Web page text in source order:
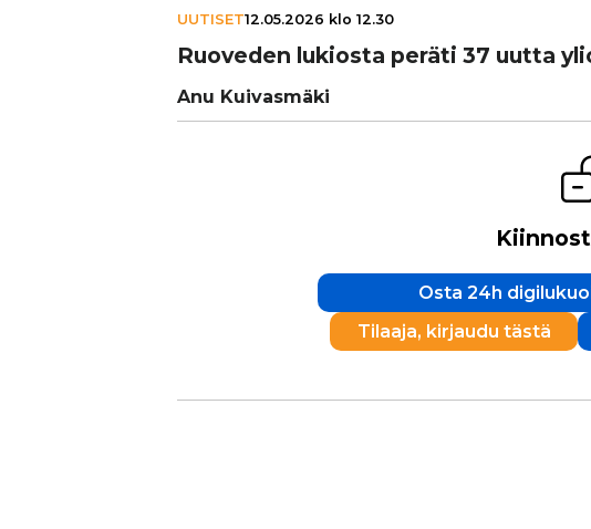
UUTISET12.05.2026 klo 12.30
Ruoveden lukiosta peräti 37 uutta
Anu Kuivasmäki
Osta 24h
Tilaaja, kirjaudu tästä